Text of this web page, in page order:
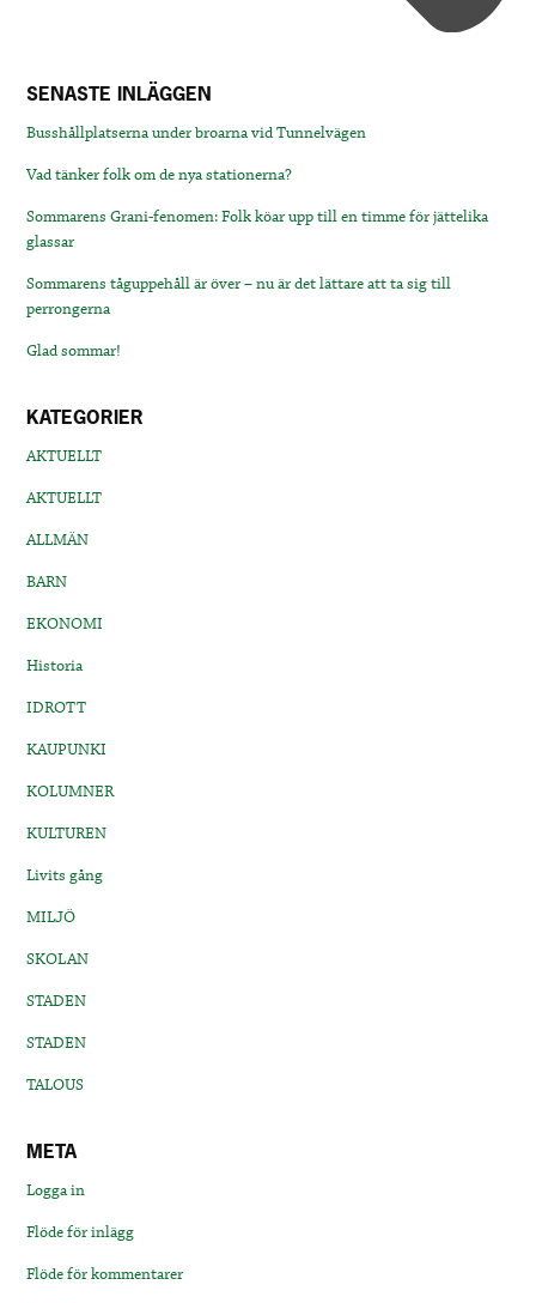
SENASTE INLÄGGEN
Busshållplatserna under broarna vid Tunnelvägen
Vad tänker folk om de nya stationerna?
Sommarens Grani-fenomen: Folk köar upp till en timme för jättelika
glassar
Sommarens tåguppehåll är över – nu är det lättare att ta sig till
perrongerna
Glad sommar!
KATEGORIER
AKTUELLT
AKTUELLT
ALLMÄN
BARN
EKONOMI
Historia
IDROTT
KAUPUNKI
KOLUMNER
KULTUREN
Livits gång
MILJÖ
SKOLAN
STADEN
STADEN
TALOUS
META
Logga in
Flöde för inlägg
Flöde för kommentarer